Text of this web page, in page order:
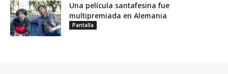
Una película santafesina fue
multipremiada en Alemania
Pantalla